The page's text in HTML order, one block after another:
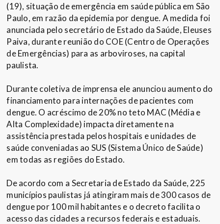
(19), situação de emergência em saúde pública em São
Paulo, em razão da epidemia por dengue. A medida foi
anunciada pelo secretário de Estado da Saúde, Eleuses
Paiva, durante reunião do COE (Centro de Operações
de Emergências) para as arboviroses, na capital
paulista.
Durante coletiva de imprensa ele anunciou aumento do
financiamento para internações de pacientes com
dengue. O acréscimo de 20% no teto MAC (Média e
Alta Complexidade) impacta diretamente na
assistência prestada pelos hospitais e unidades de
saúde conveniadas ao SUS (Sistema Único de Saúde)
em todas as regiões do Estado.
De acordo com a Secretaria de Estado da Saúde, 225
municípios paulistas já atingiram mais de 300 casos de
dengue por 100 mil habitantes e o decreto facilita o
acesso das cidades a recursos federais e estaduais.